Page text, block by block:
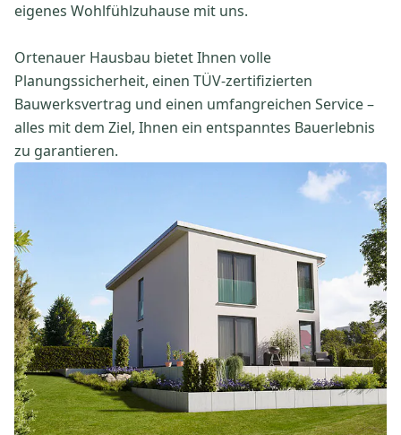
eigenes Wohlfühlzuhause mit uns.
Ortenauer Hausbau bietet Ihnen volle
Planungssicherheit, einen TÜV-zertifizierten
Bauwerksvertrag und einen umfangreichen Service –
alles mit dem Ziel, Ihnen ein entspanntes Bauerlebnis
zu garantieren.